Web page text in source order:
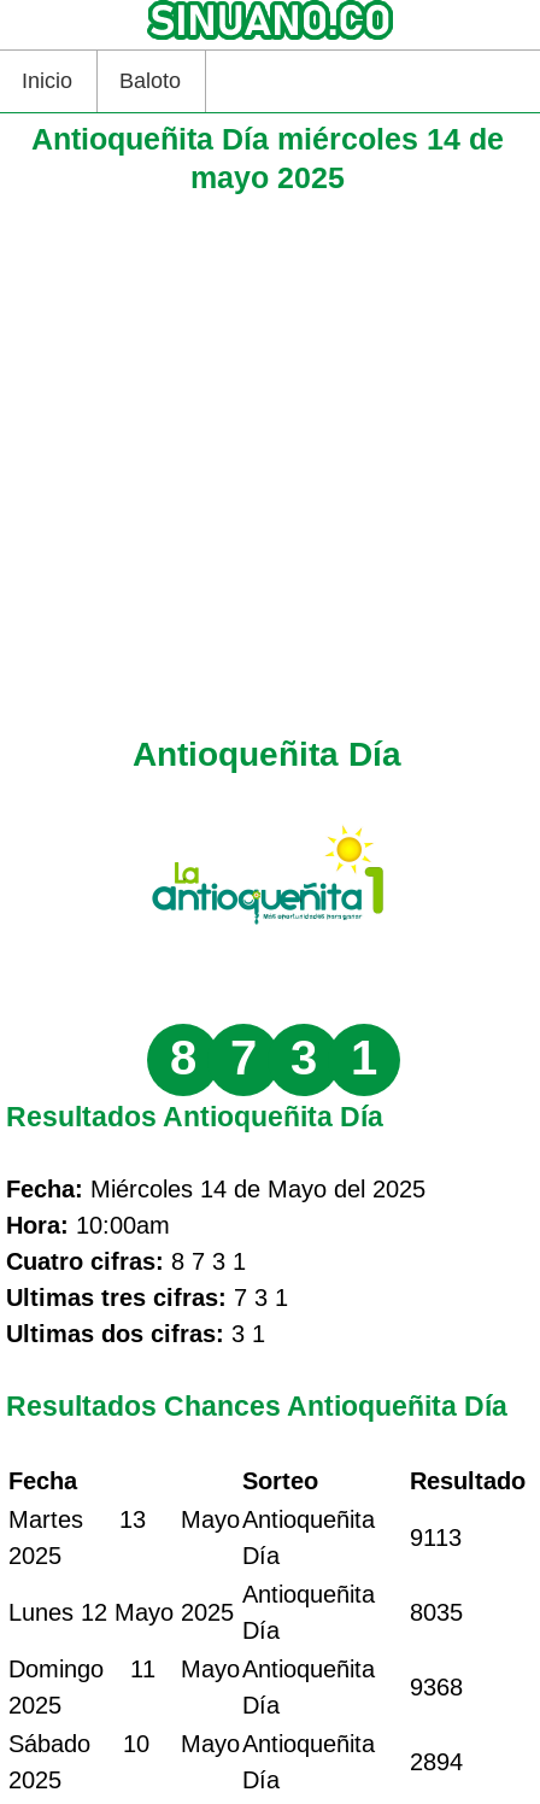
Inicio Baloto
Antioqueñita Día miércoles 14 de
mayo 2025
Antioqueñita Día
8 7 3 1
Resultados Antioqueñita Día
Fecha: Miércoles 14 de Mayo del 2025
Hora: 10:00am
Cuatro cifras: 8 7 3 1
Ultimas tres cifras: 7 3 1
Ultimas dos cifras: 3 1
Resultados Chances Antioqueñita Día
Fecha Sorteo
Resultado
Martes 13 Mayo
2025
Antioqueñita
Día
9113
Lunes 12 Mayo 2025
Antioqueñita
Día
8035
Domingo 11 Mayo
2025
Antioqueñita
Día
9368
Sábado 10 Mayo
2025
Antioqueñita
Día
2894